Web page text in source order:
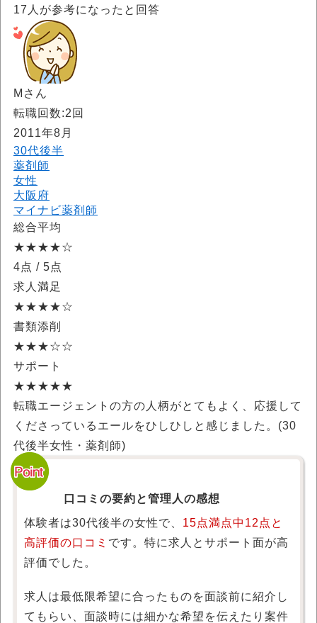
17 人が参考になったと回答
Mさん
転職回数:2回
2011年8月
30代後半
薬剤師
女性
大阪府
マイナビ薬剤師
総合平均
★★★★☆
4点 / 5点
求人満足
★★★★☆
書類添削
★★★☆☆
サポート
★★★★★
転職エージェントの方の人柄がとてもよく、応援して
くださっているエールをひしひしと感じました。(30
代後半女性・薬剤師)
口コミの要約と管理人の感想
体験者は30代後半の女性で、 15点満点中12点と
高評価の口コミ です。特に求人とサポート面が高
評価でした。
求人は最低限希望に合ったものを面談前に紹介し
てもらい、面談時には細かな希望を伝えたり案件